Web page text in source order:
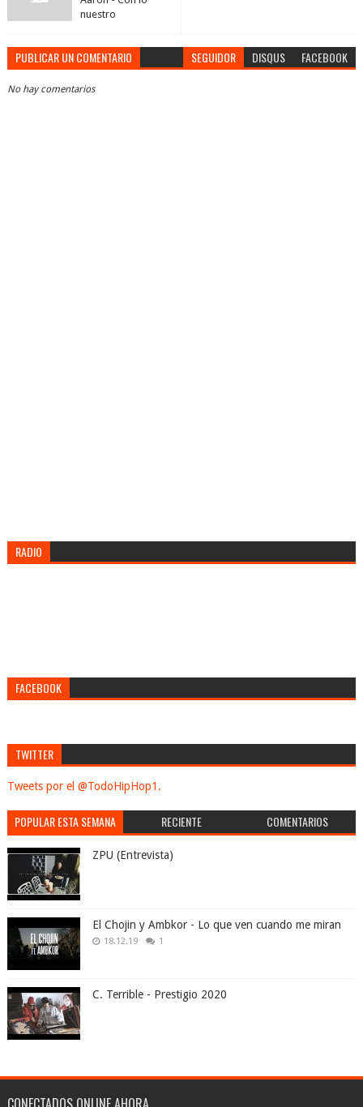
nuestro
PUBLICAR UN COMENTARIO SEGUIDOR DISQUS FACEBOOK
No hay comentarios
RADIO
FACEBOOK
TWITTER
Tweets por el @TodoHipHop1.
POPULAR ESTA SEMANA RECIENTE COMENTARIOS
ZPU (Entrevista)
El Chojin y Ambkor - Lo que ven cuando me miran
18.12.19 1
C. Terrible - Prestigio 2020